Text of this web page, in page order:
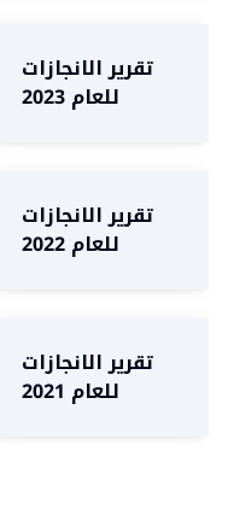
تقرير الانجازات
للعام 2023
تقرير الانجازات
للعام 2022
تقرير الانجازات
للعام 2021